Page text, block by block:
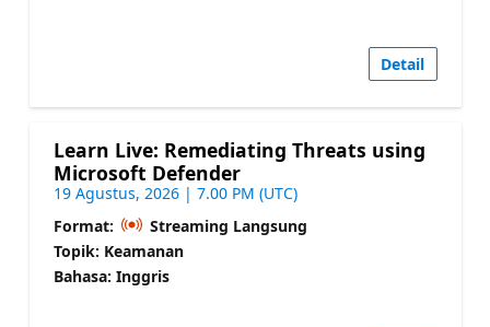
Detail
Learn Live: Remediating Threats using
Microsoft Defender
19 Agustus, 2026 | 7.00 PM (UTC)
Format:
Streaming Langsung
Topik: Keamanan
Bahasa: Inggris